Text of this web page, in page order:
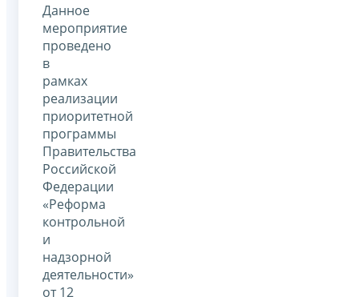
Данное
мероприятие
проведено
в
рамках
реализации
приоритетной
программы
Правительства
Российской
Федерации
«Реформа
контрольной
и
надзорной
деятельности»
от 12